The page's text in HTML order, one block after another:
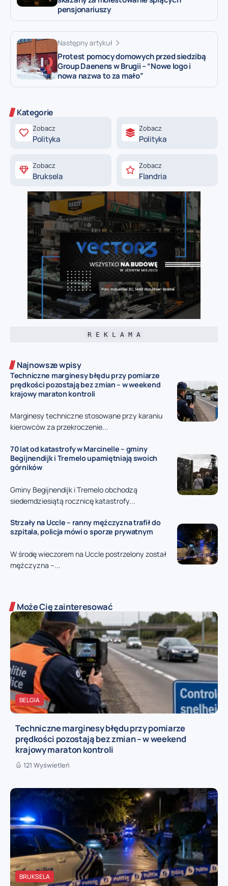
pensjonariuszy
Następny artykuł
Protest pomocy domowych przed siedzibą
Group Daenens w Brugii – “Nowe logo i
nowa nazwa to za mało”
Kategorie
Zobacz
Polityka
Zobacz
Polityka
Zobacz
Bruksela
Zobacz
Flandria
R E K L A M A
Najnowsze wpisy
Techniczne marginesy błędu przy pomiarze
prędkości pozostają bez zmian – w weekend
krajowy maraton kontroli
Marginesy techniczne stosowane przy karaniu
kierowców za przekroczenie...
70 lat od katastrofy w Marcinelle – gminy
Begijnendijk i Tremelo upamiętniają swoich
górników
Gminy Begijnendijk i Tremelo obchodzą
siedemdziesiątą rocznicę katastrofy...
Strzały na Uccle – ranny mężczyzna trafił do
szpitala, policja mówi o sporze prywatnym
W środę wieczorem na Uccle postrzelony został
mężczyzna –...
Może Cię zainteresować
BELGIA
Techniczne marginesy błędu przy pomiarze
prędkości pozostają bez zmian – w weekend
krajowy maraton kontroli
121 Wyświetleń
BRUKSELA